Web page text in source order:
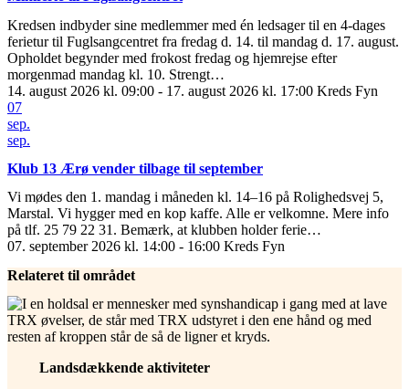
Kredsen indbyder sine medlemmer med én ledsager til en 4-dages
ferietur til Fuglsangcentret fra fredag d. 14. til mandag d. 17. august.
Opholdet begynder med frokost fredag og hjemrejse efter
morgenmad mandag kl. 10. Strengt…
14. august 2026 kl. 09:00 - 17. august 2026 kl. 17:00 Kreds Fyn
07
sep.
sep.
Klub 13 Ærø vender tilbage til september
Vi mødes den 1. mandag i måneden kl. 14–16 på Rolighedsvej 5,
Marstal. Vi hygger med en kop kaffe. Alle er velkomne. Mere info
på tlf. 25 79 22 31. Bemærk, at klubben holder ferie…
07. september 2026 kl. 14:00 - 16:00 Kreds Fyn
Relateret til området
Landsdækkende aktiviteter